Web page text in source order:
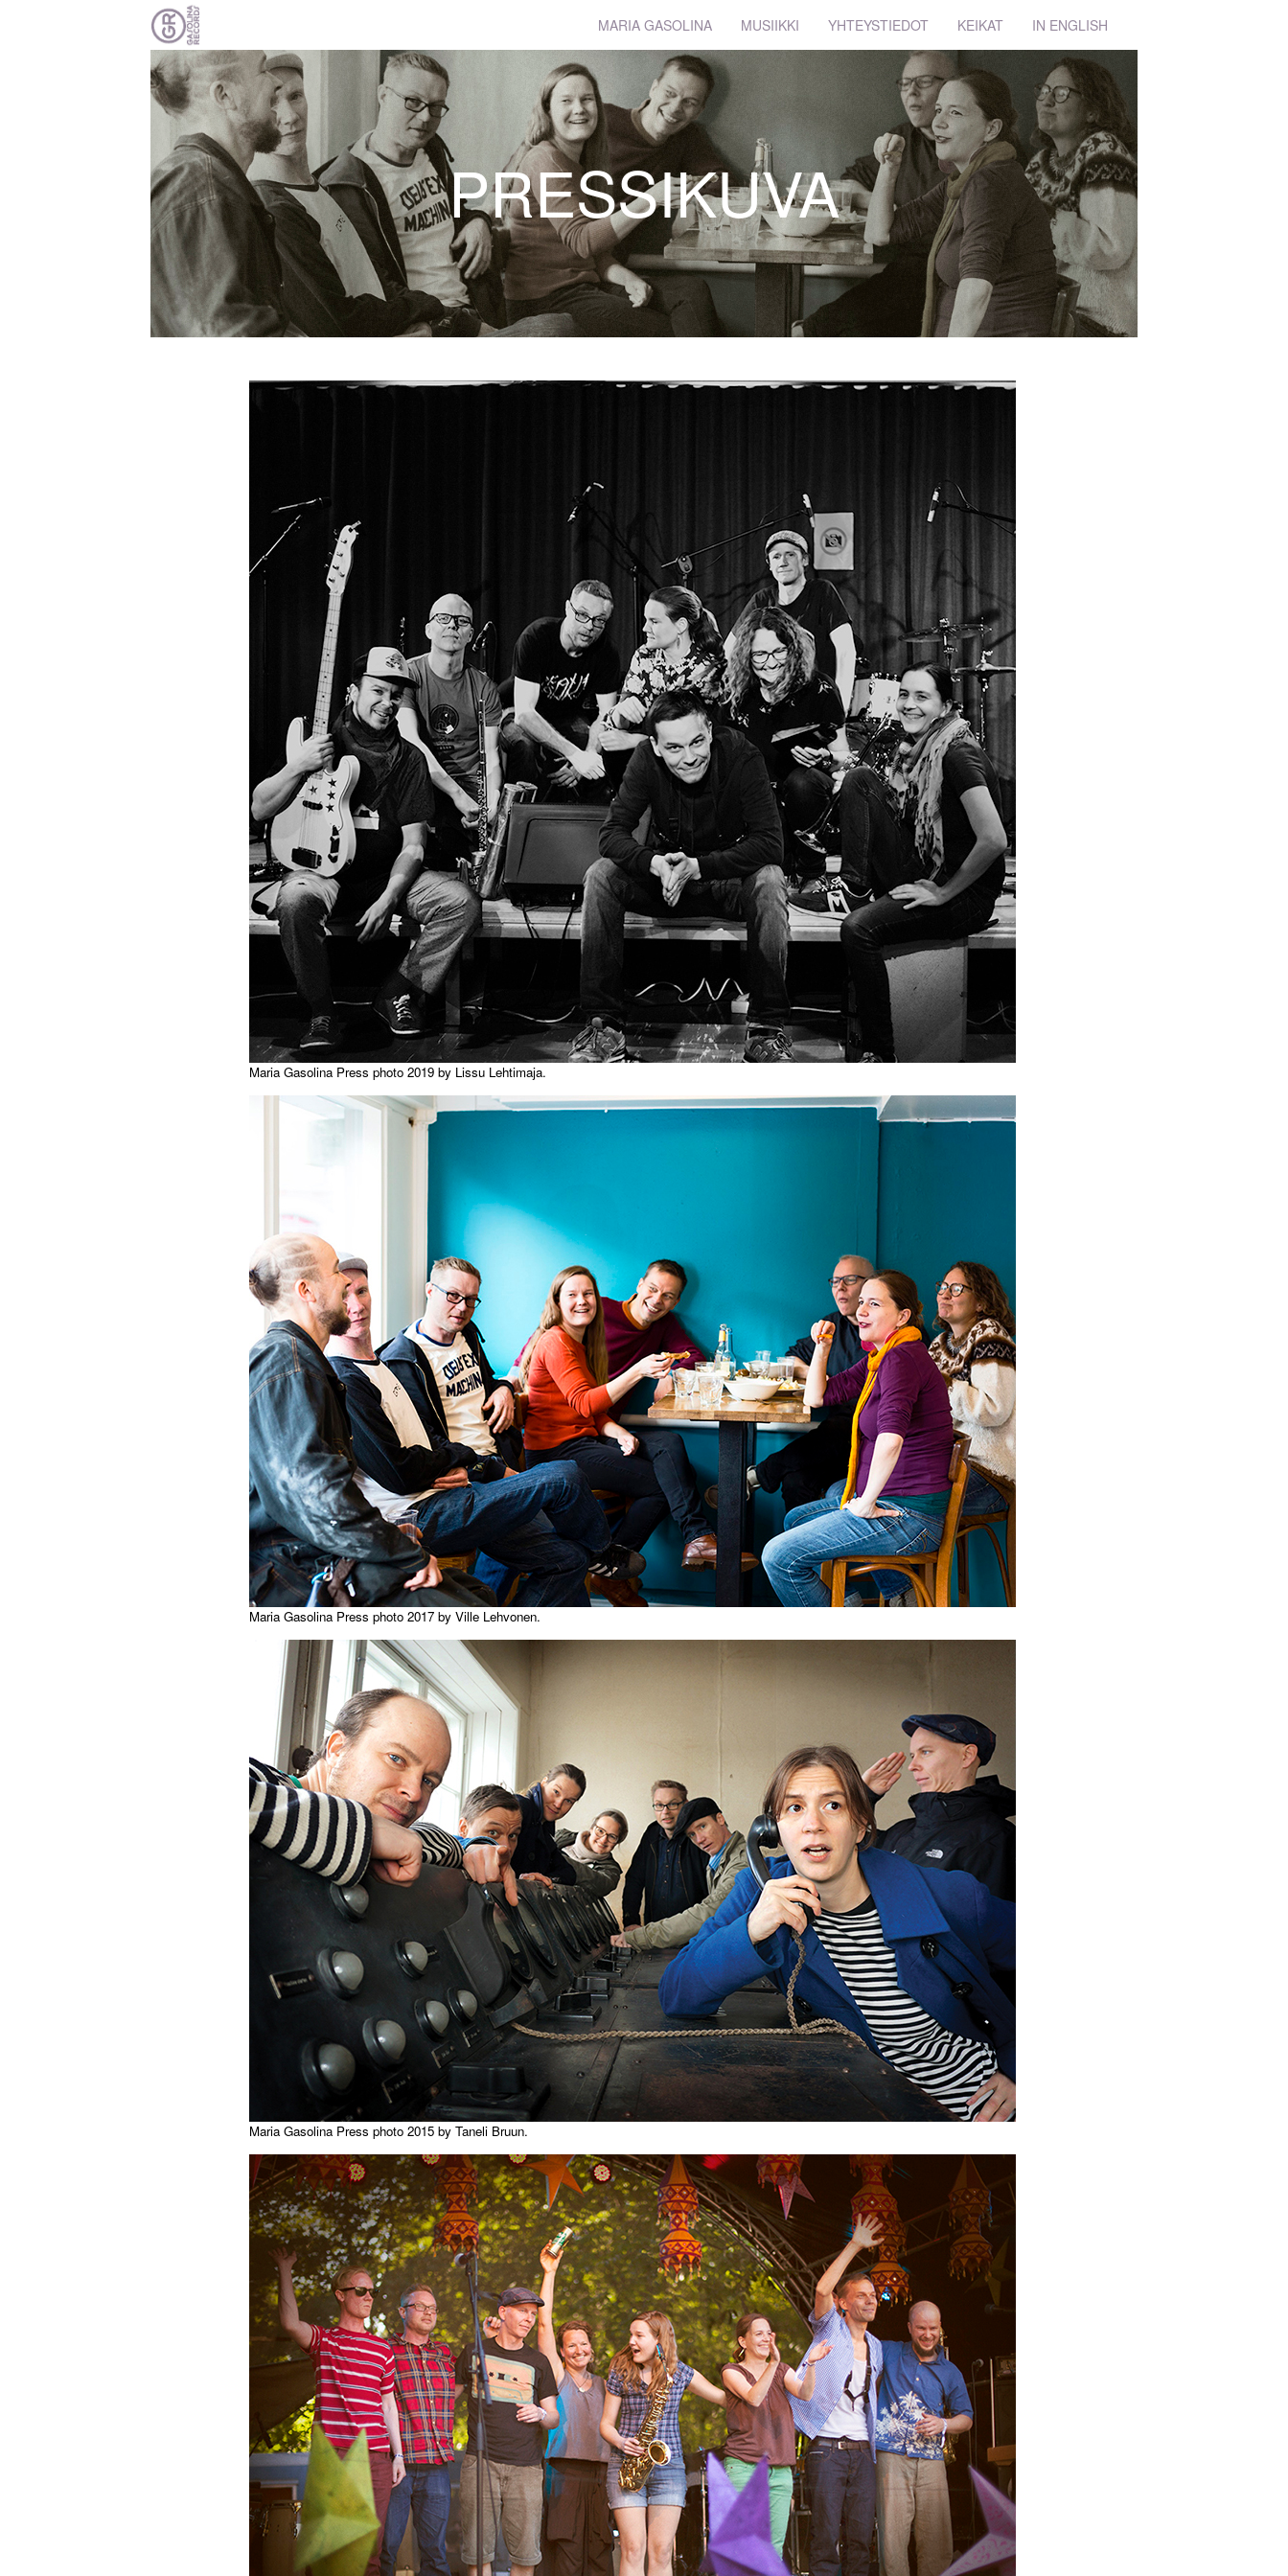
MARIA GASOLINA MUSIIKKI YHTEYSTIEDOT KEIKAT IN ENGLISH
PRESSIKUVA
Maria Gasolina Press photo 2019 by Lissu Lehtimaja.
Maria Gasolina Press photo 2017 by Ville Lehvonen.
Maria Gasolina Press photo 2015 by Taneli Bruun.